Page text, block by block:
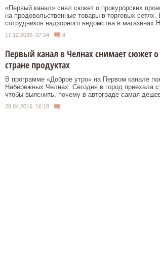
«Первый канал» снял сюжет о прокурорских
на продовольственные товары в торговых сетях.
сотрудников надзорного ведомства в магазинах
17.12.2020, 07:24 8
Первый канал в Челнах снимает сюжет
стране продуктах
В программе «Доброе утро» на Первом канале
Набережных Челнах. Сегодня в город приехала
чтобы выяснить, почему в автограде самая
28.04.2016, 16:10